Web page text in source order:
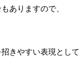
ありますので、
きやすい表現として